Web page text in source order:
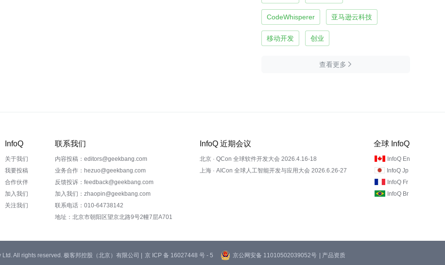
CodeWhisperer 亚马逊云科技
移动开发 创业
查看更多 
InfoQ
关于我们
我要投稿
合作伙伴
加入我们
关注我们
联系我们
内容投稿：editors@geekbang.com
业务合作：hezuo@geekbang.com
反馈投诉：feedback@geekbang.com
加入我们：zhaopin@geekbang.com
联系电话：010-64738142
地址：北京市朝阳区望京北路9号2幢7层A701
InfoQ 近期会议
北京 · QCon 全球软件开发大会 2026.4.16-18
上海 · AICon 全球人工智能开发与应用大会 2026.6.26-27
全球 InfoQ
InfoQ En
InfoQ Jp
InfoQ Fr
InfoQ Br
All rights reserved. 极客邦控股（北京）有限公司 | 京 ICP 备 16027448 号 - 5 京公网安备 11010502039052号 | 产品资质